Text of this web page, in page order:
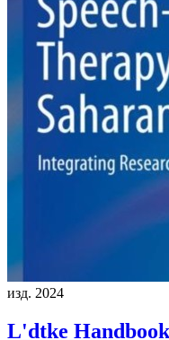
изд. 2024
L'dtke